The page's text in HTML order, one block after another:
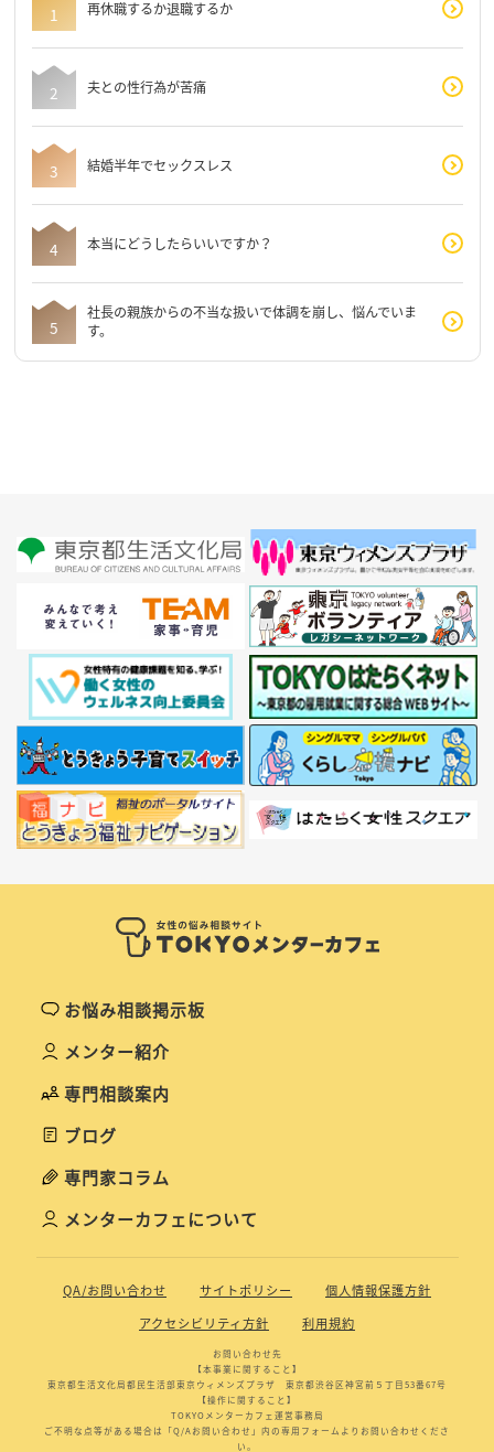
再休職するか退職するか
夫との性行為が苦痛
結婚半年でセックスレス
本当にどうしたらいいですか？
社長の親族からの不当な扱いで体調を崩し、悩んでいま
す。
お悩み相談掲示板
メンター紹介
専門相談案内
ブログ
専門家コラム
メンターカフェについて
QA/お問い合わせ サイトポリシー
個人情報保護方針
アクセシビリティ方針
利用規約
お問い合わせ先
【本事業に関すること】
東京都生活文化局都民生活部東京ウィメンズプラザ 東京都渋谷区神宮前５丁目53番67号
【操作に関すること】
TOKYOメンターカフェ運営事務局
ご不明な点等がある場合は「Q/Aお問い合わせ」内の専用フォームよりお問い合わせくださ
い。